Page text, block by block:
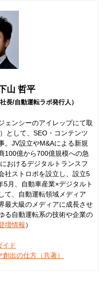
山 哲平
長/自動運転ラボ発行人）
ェンシーのアイレップにて取
として、SEO・コンテンツ
。JV設立やM&Aによる新規
100億から700億規模への急
おけるデジタルトランスフ
社ストロボを設立し、設立5
月、自動車産業×デジタルト
て、自動運転領域メディア
最大級のメディアに成長させ
る自動運転系の技術や企業の
壇情報）
イド
出の仕方（共著）